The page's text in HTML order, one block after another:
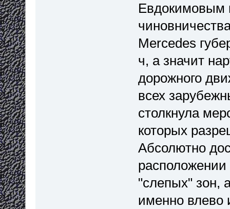
Евдокимовым
Mercedes
ч, а значит
дорожного
всех
столкнула
которых
Абсолютно
расположении
"слепых" зон,
именно влево